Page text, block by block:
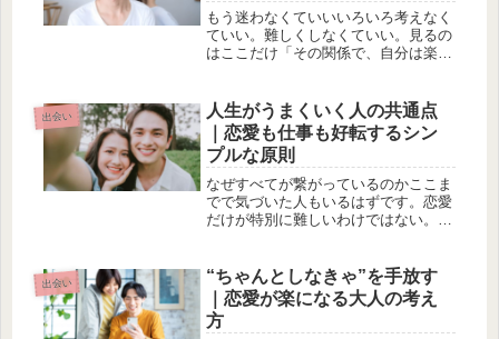
もう迷わなくていいいろいろ考えなく
ていい。難しくしなくていい。見るの
はここだけ「その関係で、自分は楽で
ける答えは、それだけ。まとめ恋愛は
シンプル。楽でいられるかどうか。そ
れ...
出会い
人生がうまくいく人の共通点
｜恋愛も仕事も好転するシン
プルな原則
なぜすべてが繋がっているのかここま
でで気づいた人もいるはずです。恋愛
だけが特別に難しいわけではない。・
でも、人生全体に影響しています。つ
まり、恋愛が整う人は、人生も整って
い...
出会い
“ちゃんとしなきゃ”を手放す
｜恋愛が楽になる大人の考え
方